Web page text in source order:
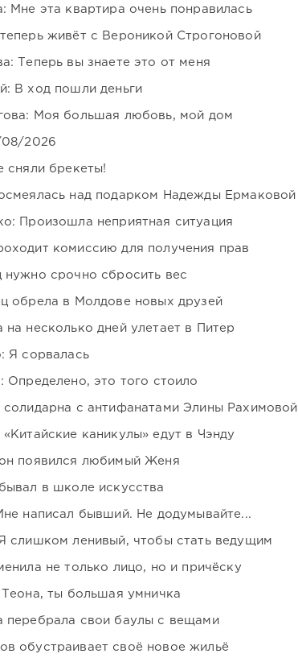
Мне эта квартира очень понравилась
живёт с Вероникой Строгоновой
Теперь вы знаете это от меня
В ход пошли деньги
Моя большая любовь, мой дом
2026
сняли брекеты!
над подарком Надежды Ермаковой
Произошла неприятная ситуация
комиссию для получения прав
нужно срочно сбросить вес
обрела в Молдове новых друзей
несколько дней улетает в Питер
Я сорвалась
Определено, это того стоило
солидарна с антифанатами Элины Рахимовой
каникулы» едут в Чэнду
появился любимый Женя
в школе искусства
написал бывший. Не додумывайте...
слишком ленивый, чтобы стать ведущим
не только лицо, но и причёску
ты большая умничка
перебрала свои баулы с вещами
обустраивает своё новое жильё